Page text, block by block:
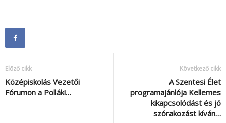
Előző cikk
Középiskolás Vezetői
Fórumon a Pollák!…
Következő cikk
A Szentesi Élet
programajánlója Kellemes
kikapcsolódást és jó
szórakozást kíván…